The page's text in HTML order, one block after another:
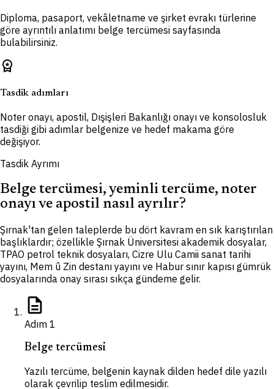
Diploma, pasaport, vekâletname ve şirket evrakı türlerine
göre ayrıntılı anlatımı belge tercümesi sayfasında
bulabilirsiniz.
workspace_premium
Tasdik adımları
Noter onayı, apostil, Dışişleri Bakanlığı onayı ve konsolosluk
tasdiği gibi adımlar belgenize ve hedef makama göre
değişiyor.
Tasdik Ayrımı
Belge tercümesi, yeminli tercüme, noter
onayı ve apostil nasıl ayrılır?
Şırnak'tan gelen taleplerde bu dört kavram en sık karıştırılan
başlıklardır; özellikle Şırnak Üniversitesi akademik dosyalar,
TPAO petrol teknik dosyaları, Cizre Ulu Camii sanat tarihi
yayını, Mem û Zin destanı yayını ve Habur sınır kapısı gümrük
dosyalarında onay sırası sıkça gündeme gelir.
description
Adım 1
Belge tercümesi
Yazılı tercüme, belgenin kaynak dilden hedef dile yazılı
olarak çevrilip teslim edilmesidir.